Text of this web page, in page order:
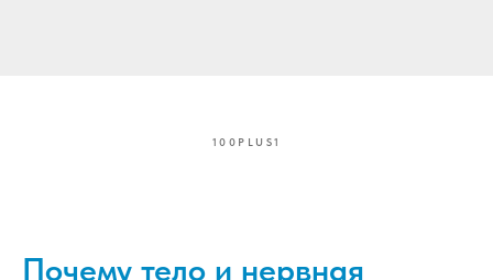
100PLUS1
Почему тело и нервная